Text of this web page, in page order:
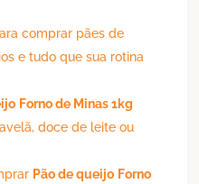
comprar pães de
e tudo que sua rotina
Forno de Minas 1kg
doce de leite ou
Pão de queijo Forno